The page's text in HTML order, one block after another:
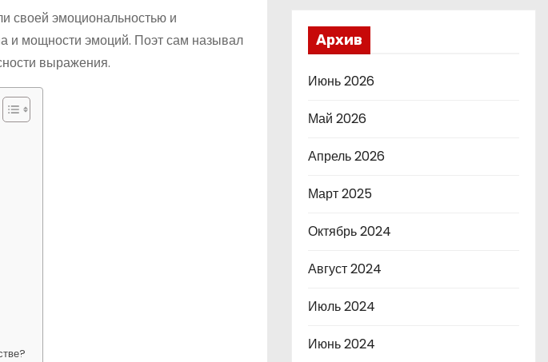
своей эмоциональностью и
и мощности эмоций. Поэт сам называл
выражения.
Архив
Июнь 2026
Май 2026
Апрель 2026
Март 2025
Октябрь 2024
Август 2024
Июль 2024
Июнь 2024